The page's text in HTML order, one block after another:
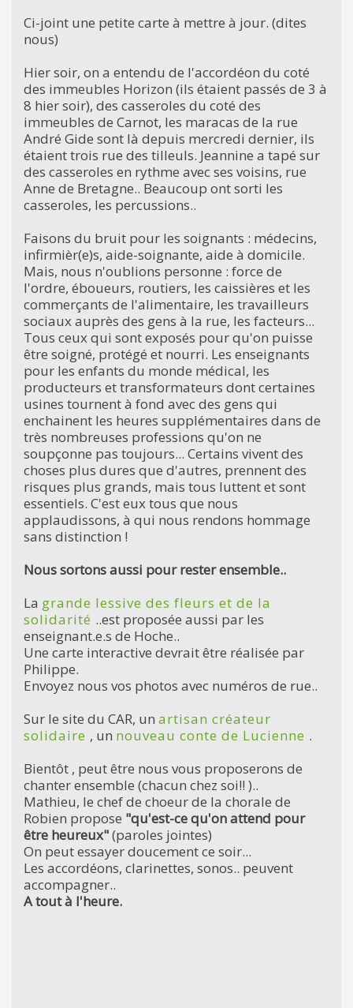
Ci-joint une petite carte à mettre à jour. (dites
nous)
Hier soir, on a entendu de l'accordéon du coté
des immeubles Horizon (ils étaient passés de 3 à
8 hier soir), des casseroles du coté des
immeubles de Carnot, les maracas de la rue
André Gide sont là depuis mercredi dernier, ils
étaient trois rue des tilleuls. Jeannine a tapé sur
des casseroles en rythme avec ses voisins, rue
Anne de Bretagne.. Beaucoup ont sorti les
casseroles, les percussions..
Faisons du bruit pour les soignants : médecins,
infirmièr(e)s, aide-soignante, aide à domicile.
Mais, nous n'oublions personne : force de
l'ordre, éboueurs, routiers, les caissières et les
commerçants de l'alimentaire, les travailleurs
sociaux auprès des gens à la rue, les facteurs...
Tous ceux qui sont exposés pour qu'on puisse
être soigné, protégé et nourri. Les enseignants
pour les enfants du monde médical, les
producteurs et transformateurs dont certaines
usines tournent à fond avec des gens qui
enchainent les heures supplémentaires dans de
très nombreuses professions qu'on ne
soupçonne pas toujours... Certains vivent des
choses plus dures que d'autres, prennent des
risques plus grands, mais tous luttent et sont
essentiels. C'est eux tous que nous
applaudissons, à qui nous rendons hommage
sans distinction !
Nous sortons aussi pour rester ensemble..
La grande lessive des fleurs et de la
solidarité ..est proposée aussi par les
enseignant.e.s de Hoche..
Une carte interactive devrait être réalisée par
Philippe.
Envoyez nous vos photos avec numéros de rue..
Sur le site du CAR, un artisan créateur
solidaire , un nouveau conte de Lucienne .
Bientôt , peut être nous vous proposerons de
chanter ensemble (chacun chez soi!! )..
Mathieu, le chef de choeur de la chorale de
Robien propose "qu'est-ce qu'on attend pour
être heureux"(paroles jointes)
On peut essayer doucement ce soir...
Les accordéons, clarinettes, sonos.. peuvent
accompagner..
A tout à l'heure.